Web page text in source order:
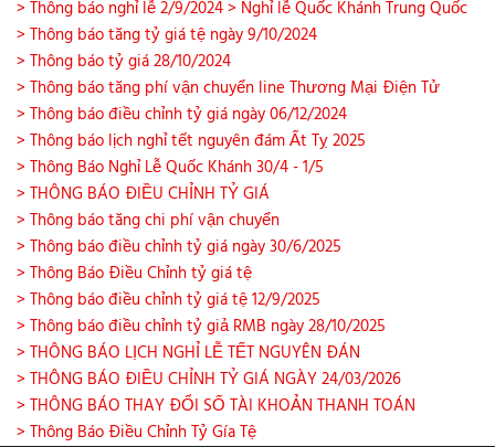
> Thông báo nghỉ lễ 2/9/2024> Nghỉ lễ Quốc Khánh Trung Quốc
> Thông báo tăng tỷ giá tệ ngày 9/10/2024
> Thông báo tỷ giá 28/10/2024
> Thông báo tăng phí vận chuyển line Thương Mại Điện Tử
> Thông báo điều chỉnh tỷ giá ngày 06/12/2024
> Thông báo lịch nghỉ tết nguyên đám Ất Tỵ 2025
> Thông Báo Nghỉ Lễ Quốc Khánh 30/4 - 1/5
> THÔNG BÁO ĐIỀU CHỈNH TỶ GIÁ
> Thông báo tăng chi phí vận chuyển
> Thông báo điều chỉnh tỷ giá ngày 30/6/2025
> Thông Báo Điều Chỉnh tỷ giá tệ
> Thông báo điều chỉnh tỷ giá tệ 12/9/2025
> Thông báo điều chỉnh tỷ giả RMB ngày 28/10/2025
> THÔNG BÁO LỊCH NGHỈ LỄ TẾT NGUYÊN ĐÁN
> THÔNG BÁO ĐIỀU CHỈNH TỶ GIÁ NGÀY 24/03/2026
> THÔNG BÁO THAY ĐỔI SỐ TÀI KHOẢN THANH TOÁN
> Thông Báo Điều Chỉnh Tỷ Gía Tệ